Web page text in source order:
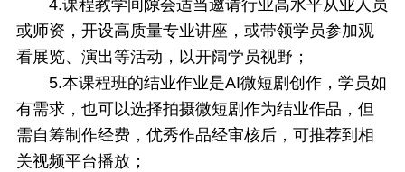
4.课程教学间隙会适当邀请行业高水平从业人员
或师资，开设高质量专业讲座，或带领学员参加观
看展览、演出等活动，以开阔学员视野；
5.本课程班的结业作业是AI微短剧创作，学员如
有需求，也可以选择拍摄微短剧作为结业作品，但
需自筹制作经费，优秀作品经审核后，可推荐到相
关视频平台播放；